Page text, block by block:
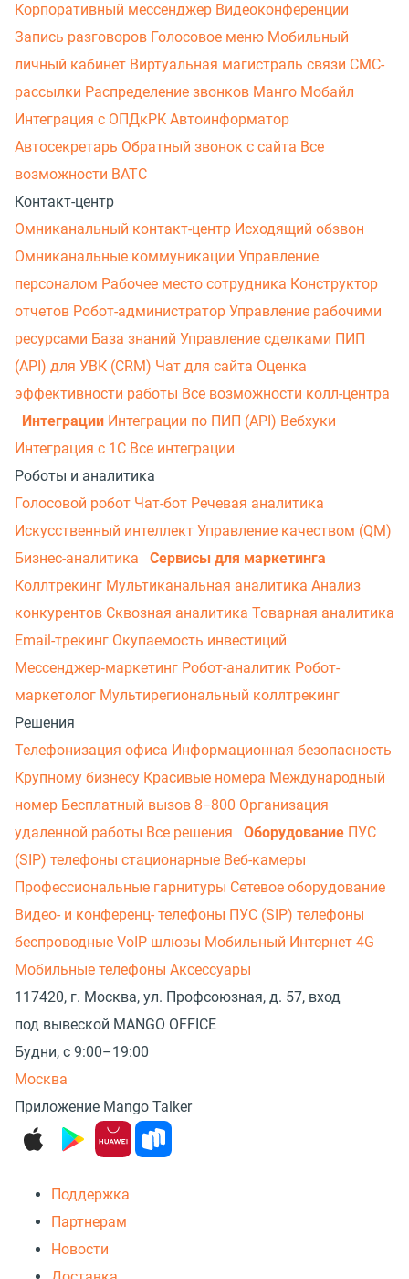
Корпоративный мессенджер Видеоконференции
Запись разговоров Голосовое меню Мобильный
личный кабинет Виртуальная магистраль связи СМС-
рассылки Распределение звонков Манго Мобайл
Интеграция с ОПДкРК Автоинформатор
Автосекретарь Обратный звонок с сайта Все
возможности ВАТС
Контакт-центр
Омниканальный контакт-центр Исходящий обзвон
Омниканальные коммуникации Управление
персоналом Рабочее место сотрудника Конструктор
отчетов Робот-администратор Управление рабочими
ресурсами База знаний Управление сделками ПИП
(API) для УВК (CRM) Чат для сайта Оценка
эффективности работы Все возможности колл-центра
Интеграции Интеграции по ПИП (API) Вебхуки
Интеграция с 1С Все интеграции
Роботы и аналитика
Голосовой робот Чат-бот Речевая аналитика
Искусственный интеллект Управление качеством (QM)
Бизнес-аналитика
Сервисы для маркетинга
Коллтрекинг Мультиканальная аналитика Анализ
конкурентов Сквозная аналитика Товарная аналитика
Email-трекинг Окупаемость инвестиций
Мессенджер‑маркетинг Робот-аналитик Робот-
маркетолог Мультирегиональный коллтрекинг
Решения
Телефонизация офиса Информационная безопасность
Крупному бизнесу Красивые номера Международный
номер Бесплатный вызов 8−800 Организация
удаленной работы Все решения Оборудование ПУС
(SIP) телефоны стационарные Веб-камеры
Профессиональные гарнитуры Сетевое оборудование
Видео- и конференц- телефоны ПУС (SIP) телефоны
беспроводные VoIP шлюзы Мобильный Интернет 4G
Мобильные телефоны Аксессуары
117420, г. Москва, ул. Профсоюзная, д. 57, вход
под вывеской MANGO OFFICE
Будни, с 9:00–19:00
Москва
Приложение Mango Talker
Поддержка
Партнерам
Новости